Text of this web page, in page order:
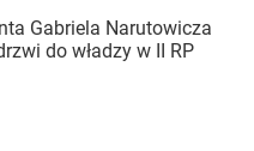
Gabriela Narutowicza
do władzy w II RP